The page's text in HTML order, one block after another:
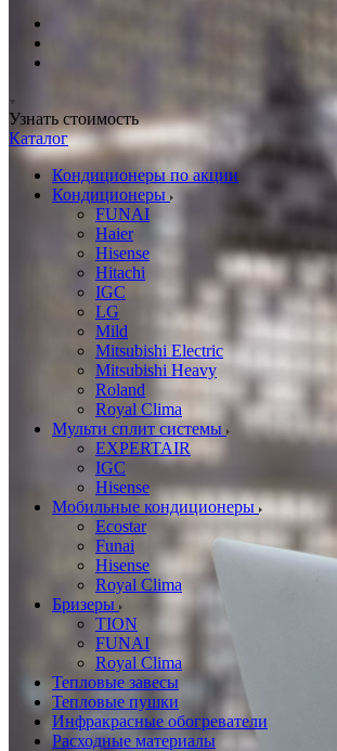
Узнать стоимость
Каталог
Кондиционеры по акции
Кондиционеры
FUNAI
Haier
Hisense
Hitachi
IGC
LG
Mild
Mitsubishi Electric
Mitsubishi Heavy
Roland
Royal Clima
Мульти сплит системы
EXPERTAIR
IGC
Hisense
Мобильные кондиционеры
Ecostar
Funai
Hisense
Royal Clima
Бризеры
TION
FUNAI
Royal Clima
Тепловые завесы
Тепловые пушки
Инфракрасные обогреватели
Расходные материалы